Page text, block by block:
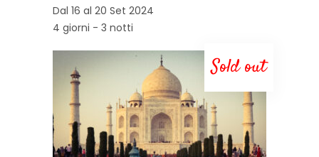
Dal 16 al 20 Set 2024
4 giorni - 3 notti
Sold out